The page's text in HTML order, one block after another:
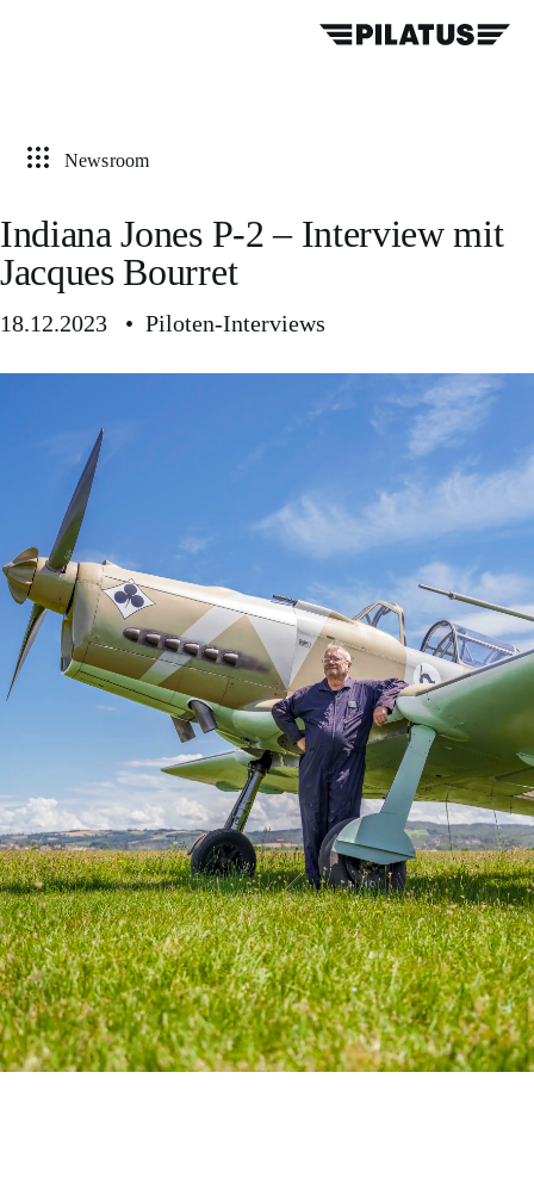
Newsroom
Indiana Jones P-2 – Interview mit
Jacques Bourret
18.12.2023 • Piloten-Interviews